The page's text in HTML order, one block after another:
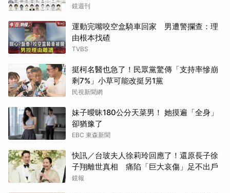
逮
鏡週刊
運動完嘴咬空盒騎車回家 男遭警攔查：理
由根本找碴
TVBS
挺柯名醫也急了！民眾黨驚傳「支持率慘崩
剩7%」小草可能改挺另1黨
民視新聞網
妹子曖昧180公分天菜男！ 她摸遍「全身」
卻猶豫了
EBC 東森新聞
快訊／台玻夫人徐莉玲回應了！還原長子徐
子翔離世真相 痛陷「巨大哀傷」足不出戶
鏡報